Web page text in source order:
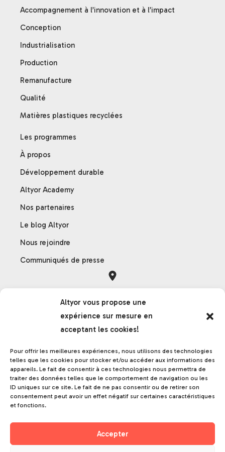
Altyor vous propose une
expérience sur mesure en
acceptant les cookies!
Pour offrir les meilleures expériences, nous utilisons des technologies
telles que les cookies pour stocker et/ou accéder aux informations des
appareils. Le fait de consentir à ces technologies nous permettra de
traiter des données telles que le comportement de navigation ou les
ID uniques sur ce site. Le fait de ne pas consentir ou de retirer son
consentement peut avoir un effet négatif sur certaines caractéristiques
et fonctions.
Accepter
Accompagnement à l’innovation et à l’impact
Conception
Industrialisation
Production
Remanufacture
Qualité
Matières plastiques recyclées
Les programmes
À propos
Développement durable
Altyor Academy
Nos partenaires
Le blog Altyor
Nous rejoindre
Communiqués de presse
121 rue des Hêtres
45590 Saint-Cyr-en-Val
France
Grenoble
17 rue de la frise
38000 Grenoble